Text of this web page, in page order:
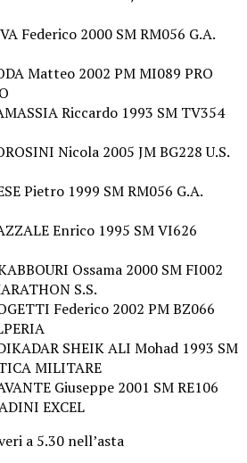
Federico 2000 SM RM056 G.A.
Matteo 2002 PM MI089 PRO
Riccardo 1993 SM TV354
Nicola 2005 JM BG228 U.S.
Pietro 1999 SM RM056 G.A.
Enrico 1995 SM VI626
Ossama 2000 SM FI002
S.S.
Federico 2002 PM BZ066
SHEIK ALI Mohad 1993 SM
MILITARE
Giuseppe 2001 SM RE106
EXCEL
a 5.30 nell’asta